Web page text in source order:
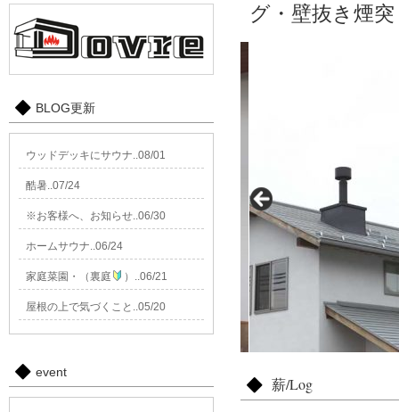
グ・壁抜き煙
薪/Log
BLOG更新
ウッドデッキにサウナ..08/01
酷暑..07/24
※お客様へ、お知らせ..06/30
ホームサウナ..06/24
家庭菜園・（裏庭 ）..06/21
屋根の上で気づくこと..05/20
event